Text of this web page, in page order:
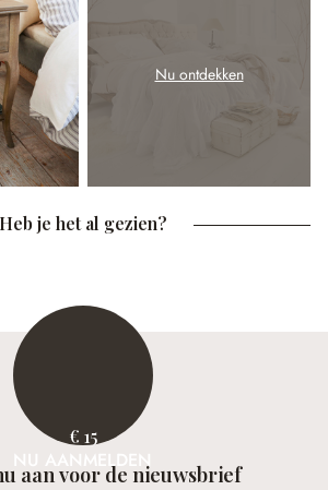
Nu ontdekken
Heb je het al gezien?
€ 15
NU AANMELDEN
aan voor de nieuwsbrief